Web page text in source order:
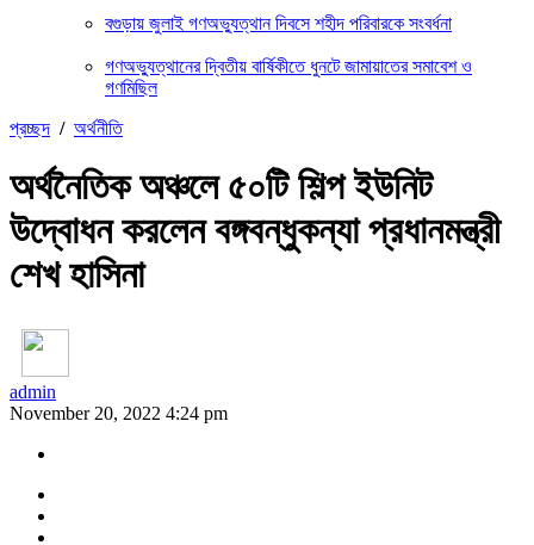
বগুড়ায় জুলাই গণঅভ্যুত্থান দিবসে শহীদ পরিবারকে সংবর্ধনা
গণঅভ্যুত্থানের দ্বিতীয় বার্ষিকীতে ধুনটে জামায়াতের সমাবেশ ও
গণমিছিল
প্রচ্ছদ / অর্থনীতি
অর্থনৈতিক অঞ্চলে ৫০টি শিল্প ইউনিট
উদ্বোধন করলেন বঙ্গবন্ধুকন্যা প্রধানমন্ত্রী
শেখ হাসিনা
admin
November 20, 2022 4:24 pm